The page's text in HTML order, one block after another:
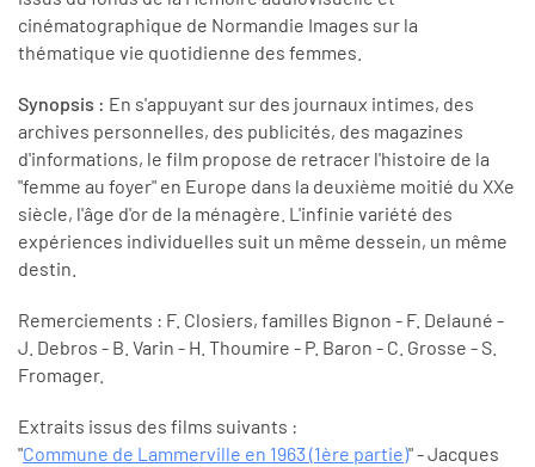
cinématographique de Normandie Images sur la
thématique vie quotidienne des femmes.
Synopsis : En s'appuyant sur des journaux intimes, des
archives personnelles, des publicités, des magazines
d'informations, le film propose de retracer l'histoire de la
"femme au foyer" en Europe dans la deuxième moitié du XXe
siècle, l'âge d'or de la ménagère. L'infinie variété des
expériences individuelles suit un même dessein, un même
destin.
Remerciements : F. Closiers, familles Bignon - F. Delauné -
J. Debros - B. Varin - H. Thoumire - P. Baron - C. Grosse - S.
Fromager.
Extraits issus des films suivants :
"Commune de Lammerville en 1963 (1ère partie)" - Jacques